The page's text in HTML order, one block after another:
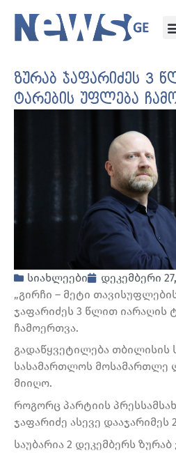
ზურაბ ჯაფარიძეს 3
ტარების უფლება
სიახლეები
დეკემბერი
„გირჩი – მეტი
ჯაფარიძეს 3 წლით იარაღის
ჩამოერთვა.
გადაწყვეტილება თბილისის
სასამართლოს მოსამართლე
მიიღო.
როგორც პარტიის
ჯაფარიძე ასევე დააჯარიმეს
საუბარია 2 დეკემბერს